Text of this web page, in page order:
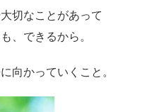
切なことがあって
、できるから。
向かっていくこと。